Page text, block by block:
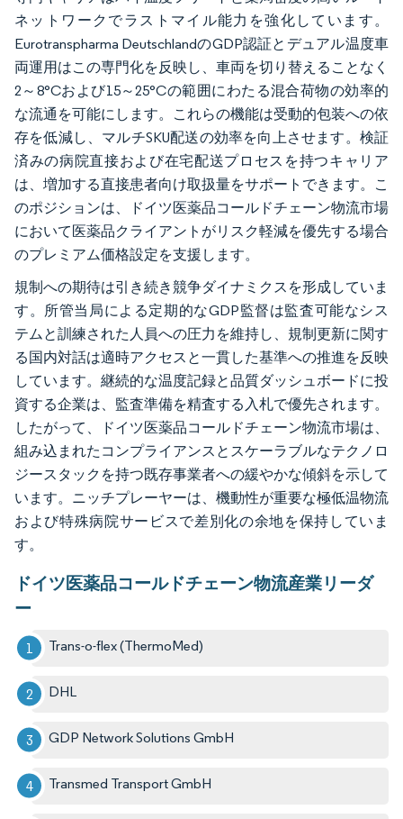
ネットワークでラストマイル能力を強化しています。
Eurotranspharma DeutschlandのGDP認証とデュアル温度車
両運用はこの専門化を反映し、車両を切り替えることなく
2～8°Cおよび15～25°Cの範囲にわたる混合荷物の効率的
な流通を可能にします。これらの機能は受動的包装への依
存を低減し、マルチSKU配送の効率を向上させます。検証
済みの病院直接および在宅配送プロセスを持つキャリア
は、増加する直接患者向け取扱量をサポートできます。こ
のポジションは、ドイツ医薬品コールドチェーン物流市場
において医薬品クライアントがリスク軽減を優先する場合
のプレミアム価格設定を支援します。
規制への期待は引き続き競争ダイナミクスを形成していま
す。所管当局による定期的なGDP監督は監査可能なシス
テムと訓練された人員への圧力を維持し、規制更新に関す
る国内対話は適時アクセスと一貫した基準への推進を反映
しています。継続的な温度記録と品質ダッシュボードに投
資する企業は、監査準備を精査する入札で優先されます。
したがって、ドイツ医薬品コールドチェーン物流市場は、
組み込まれたコンプライアンスとスケーラブルなテクノロ
ジースタックを持つ既存事業者への緩やかな傾斜を示して
います。ニッチプレーヤーは、機動性が重要な極低温物流
および特殊病院サービスで差別化の余地を保持していま
す。
ドイツ医薬品コールドチェーン物流産業リーダ
ー
Trans-o-flex (ThermoMed)
DHL
GDP Network Solutions GmbH
Transmed Transport GmbH